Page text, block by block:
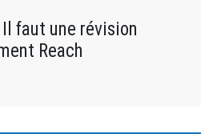
faut une révision
Reach